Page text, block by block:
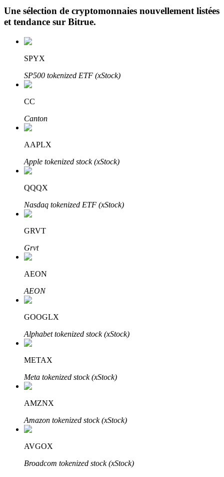
Investissement automobile
Obtenez des bénéfices à long terme et des intérêts flexibles
Apprenez le Staking
Découvrez comment gagner un revenu passif
Bitrue
Partenaires Bitrue
Affiliés Bitrue
Une sélection de cryptomonnaies nouvellement listées
et tendance sur Bitrue.
SPYX
SP500 tokenized ETF (xStock)
CC
Canton
AAPLX
Apple tokenized stock (xStock)
QQQX
Nasdaq tokenized ETF (xStock)
GRVT
Grvt
AEON
AEON
GOOGLX
Alphabet tokenized stock (xStock)
METAX
Meta tokenized stock (xStock)
AMZNX
Amazon tokenized stock (xStock)
AVGOX
Broadcom tokenized stock (xStock)